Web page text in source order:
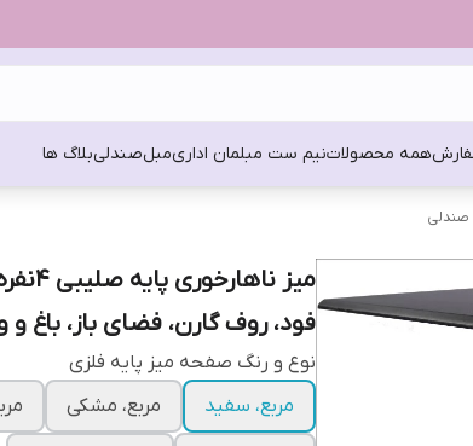
همه محصولاتنیم ست مبلمان اداریمبلصندلیبلاگ ها
صندلی
میز
فود، روف گارن، فضای باز، باغ و
نوع و رنگ صفحه میز پایه فلزی
مربع، سفید
مربع، مشکی